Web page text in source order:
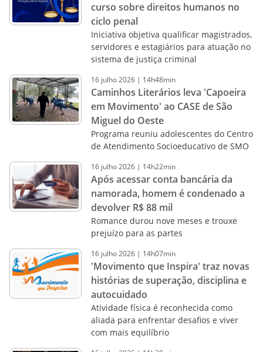
curso sobre direitos humanos no
ciclo penal
Iniciativa objetiva qualificar magistrados,
servidores e estagiários para atuação no
sistema de justiça criminal
16 julho2026 | 14h48min
Caminhos Literários leva 'Capoeira
em Movimento' ao CASE de São
Miguel do Oeste
Programa reuniu adolescentes do Centro
de Atendimento Socioeducativo de SMO
16 julho2026 | 14h22min
Após acessar conta bancária da
namorada, homem é condenado a
devolver R$ 88 mil
Romance durou nove meses e trouxe
prejuízo para as partes
16 julho2026 | 14h07min
'Movimento que Inspira' traz novas
histórias de superação, disciplina e
autocuidado
Atividade física é reconhecida como
aliada para enfrentar desafios e viver
com mais equilíbrio